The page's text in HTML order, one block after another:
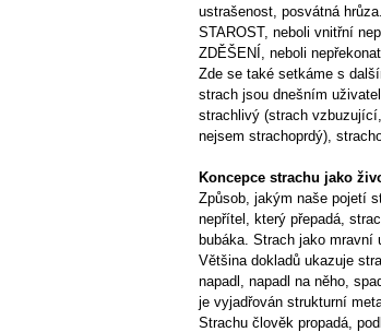
ustrašenost, posvátná hrůza.
STAROST, neboli vnitřní
ZDĚŠENÍ, neboli
Zde se také setkáme s
strach jsou dnešním
strachlivý (strach
nejsem strachoprdý),
Koncepce strachu jako
Způsob, jakým naše pojetí
nepřítel, který přepadá,
bubáka. Strach jako
Většina dokladů ukazuje
napadl, napadl na něho,
je vyjadřován strukturní
Strachu člověk propadá,